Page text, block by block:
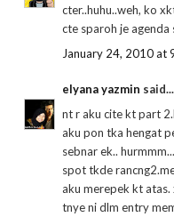
cter..huhu..weh, ko
cte sparoh je
January 24, 2010 at
elyana yazmin said...
nt r aku cite kt part
aku pon tka hengat
sebnar ek..
spot tkde
aku merepek kt
tnye ni dlm entry